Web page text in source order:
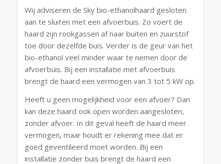
Wij adviseren de Sky bio-ethanolhaard gesloten
aan te sluiten met een afvoerbuis. Zo voert de
haard zijn rookgassen af naar buiten en zuurstof
toe door dezelfde buis. Verder is de geur van het
bio-ethanol veel minder waar te nemen door de
afvoerbuis. Bij een installatie met afvoerbuis
brengt de haard een vermogen van 3 tot 5 kW op.
Heeft u geen mogelijkheid voor een afvoer? Dan
kan deze haard ook open worden aangesloten,
zonder afvoer. In dit geval heeft de haard meer
vermogen, maar houdt er rekening mee dat er
goed geventileerd moet worden. Bij een
installatie zonder buis brengt de haard een